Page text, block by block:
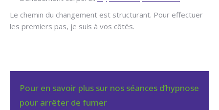
Le chemin du changement est structurant. Pour effectuer
les premiers pas, je suis à vos côtés.
Pour en savoir plus sur nos séances d’hypnose
pour arrêter de fumer